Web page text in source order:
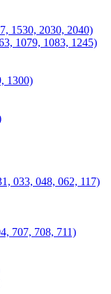
1530, 2030, 2040)
1079, 1083, 1245)
1300)
033, 048, 062, 117)
707, 708, 711)